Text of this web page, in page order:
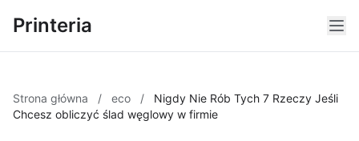
Printeria
Strona główna / eco /
Nigdy Nie Rób Tych 7 Rzeczy Jeśli
Chcesz obliczyć ślad węglowy w firmie